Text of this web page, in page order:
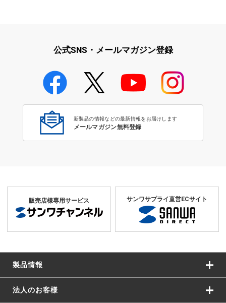
LA-Y5TSシリーズ
公式SNS・メールマガジン登録
新製品の情報などの最新情報をお届けします
メールマガジン無料登録
販売店様専用サービス サンワサプライ直営ECサイト
製品情報
法人のお客様